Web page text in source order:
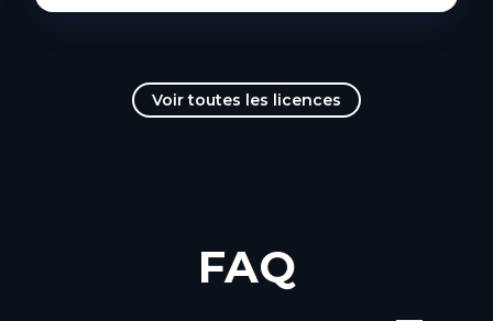
Voir toutes les licences
FAQ